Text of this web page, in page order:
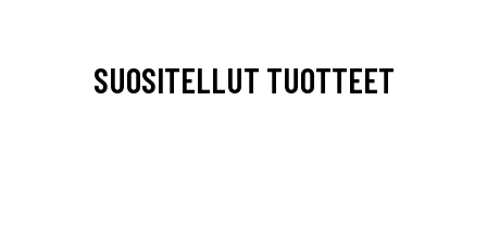
SUOSITELLUT TUOTTEET